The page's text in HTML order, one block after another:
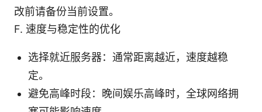
改前请备份当前设置。
F. 速度与稳定性的优化
选择就近服务器：通常距离越近，速度越稳
定。
避免高峰时段：晚间娱乐高峰时，全球网络拥